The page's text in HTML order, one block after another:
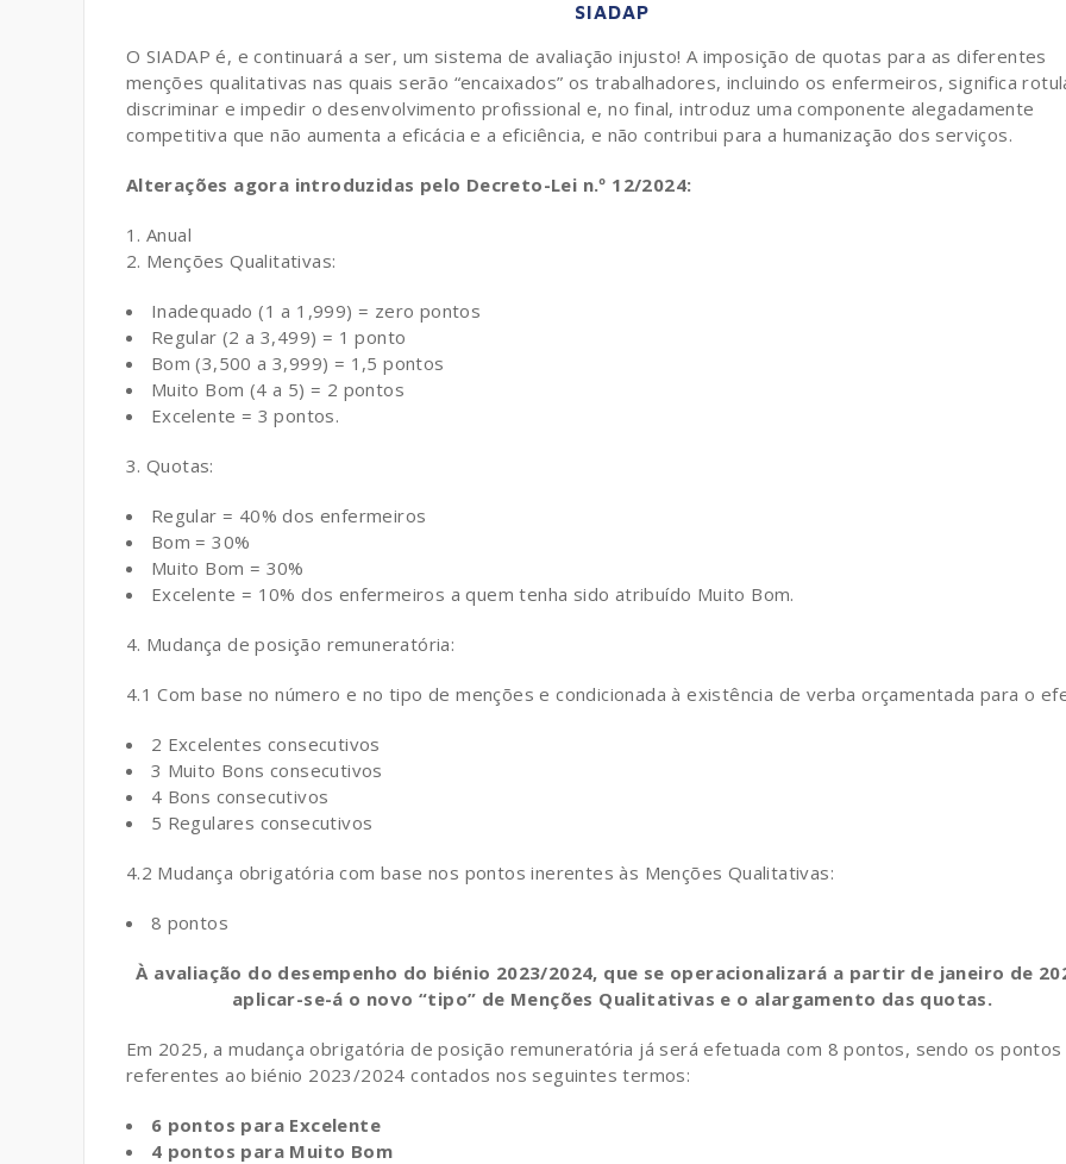
SIADAP
O SIADAP é, e continuará a ser, um sistema de avaliação injusto! A imposição de quotas para as diferentes
menções qualitativas nas quais serão “encaixados” os trabalhadores, incluindo os enfermeiros, significa
discriminar e impedir o desenvolvimento profissional e, no final, introduz uma componente alegadamente
competitiva que não aumenta a eficácia e a eficiência, e não contribui para a humanização dos serviços.
Alterações agora introduzidas pelo Decreto-Lei n.º 12/2024:
Anual
Menções Qualitativas:
Inadequado (1 a 1,999) = zero pontos
Regular (2 a 3,499) = 1 ponto
Bom (3,500 a 3,999) = 1,5 pontos
Muito Bom (4 a 5) = 2 pontos
Excelente = 3 pontos.
3. Quotas:
Regular = 40% dos enfermeiros
Bom = 30%
Muito Bom = 30%
Excelente = 10% dos enfermeiros a quem tenha sido atribuído Muito Bom.
4. Mudança de posição remuneratória:
4.1 Com base no número e no tipo de menções e condicionada à existência de verba orçamentada para o
2 Excelentes consecutivos
3 Muito Bons consecutivos
4 Bons consecutivos
5 Regulares consecutivos
4.2 Mudança obrigatória com base nos pontos inerentes às Menções Qualitativas:
8 pontos
À avaliação do desempenho do biénio 2023/2024, que se operacionalizará a partir de janeiro de
aplicar-se-á o novo “tipo” de Menções Qualitativas e o alargamento das quotas.
Em 2025, a mudança obrigatória de posição remuneratória já será efetuada com 8 pontos, sendo os pontos
referentes ao biénio 2023/2024 contados nos seguintes termos:
6 pontos para Excelente
4 pontos para Muito Bom